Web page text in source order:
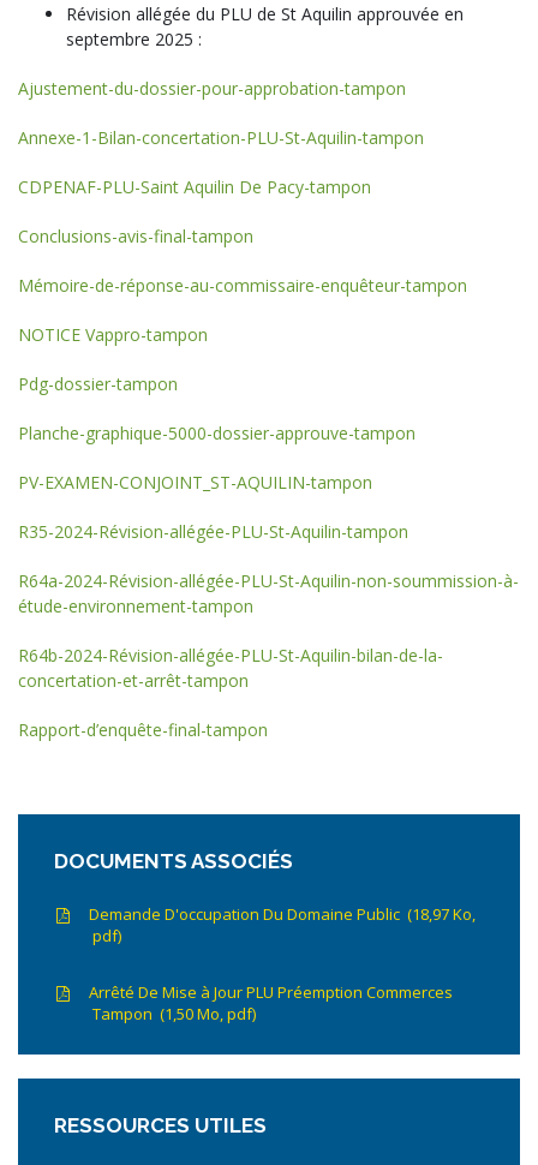
Révision allégée du PLU de St Aquilin approuvée en
septembre 2025 :
Ajustement-du-dossier-pour-approbation-tampon
Annexe-1-Bilan-concertation-PLU-St-Aquilin-tampon
CDPENAF-PLU-Saint Aquilin De Pacy-tampon
Conclusions-avis-final-tampon
Mémoire-de-réponse-au-commissaire-enquêteur-tampon
NOTICE Vappro-tampon
Pdg-dossier-tampon
Planche-graphique-5000-dossier-approuve-tampon
PV-EXAMEN-CONJOINT_ST-AQUILIN-tampon
R35-2024-Révision-allégée-PLU-St-Aquilin-tampon
R64a-2024-Révision-allégée-PLU-St-Aquilin-non-soummission-à-
étude-environnement-tampon
R64b-2024-Révision-allégée-PLU-St-Aquilin-bilan-de-la-
concertation-et-arrêt-tampon
Rapport-d’enquête-final-tampon
DOCUMENTS ASSOCIÉS
Demande D'occupation Du Domaine Public 18,97Ko,
pdf
Arrêté De Mise à Jour PLU Préemption Commerces
Tampon
1,50Mo, pdf
RESSOURCES UTILES